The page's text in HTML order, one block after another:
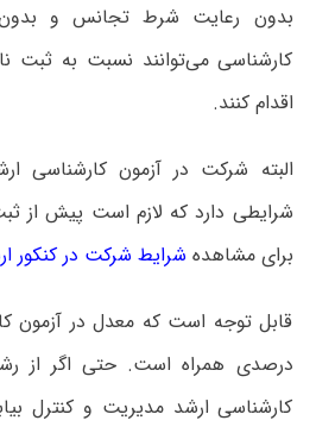
بدون رعایت شرط تجانس و
کارشناسی می‌توانند نسبت به ثبت
اقدام کنند.
البته شرکت در آزمون کارشناسی
شرایطی دارد که لازم است پیش از
برای مشاهده شرایط شرکت در کنکور
درصدی همراه است. حتی اگر از
کارشناسی ارشد مدیریت و کنترل